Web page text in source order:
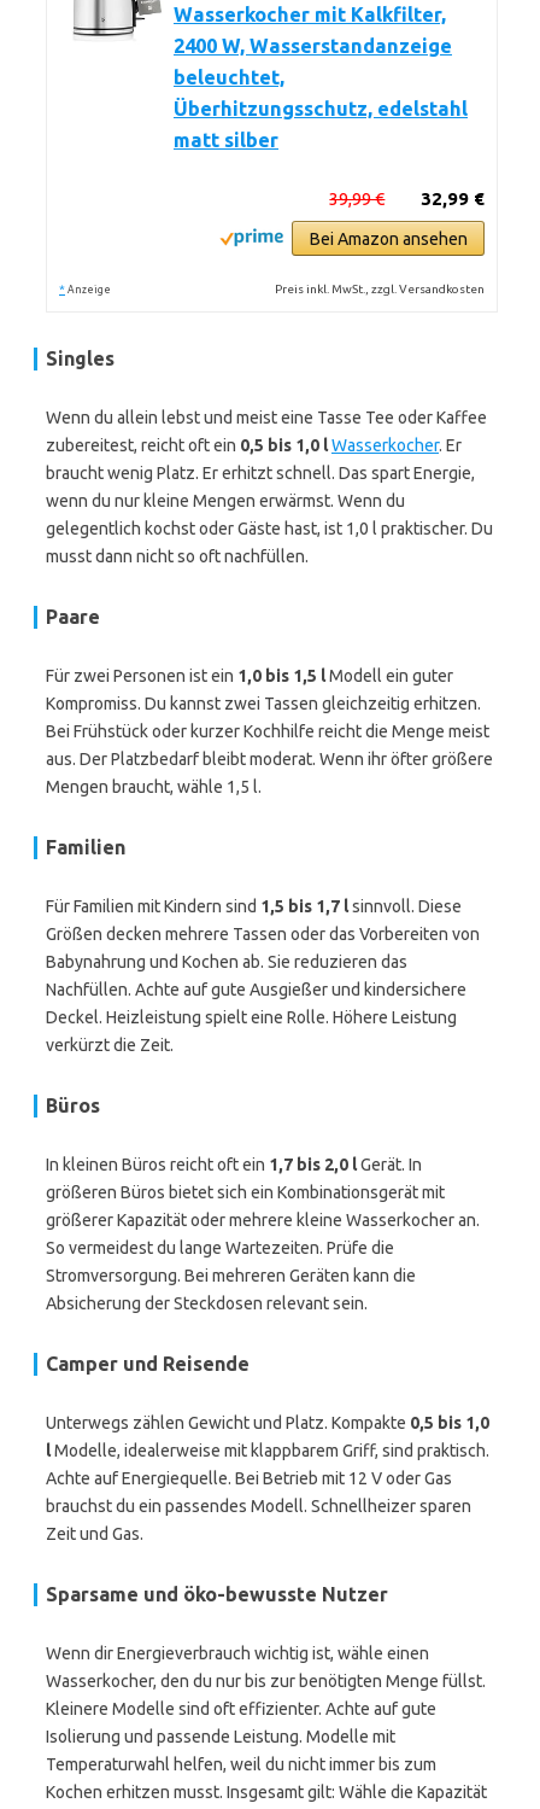
Wasserkocher mit Kalkfilter,
2400 W, Wasserstandanzeige
beleuchtet,
Überhitzungsschutz, edelstahl
matt silber
32,99 €
39,99 €
Bei Amazon ansehen
* Anzeige Preis inkl. MwSt., zzgl. Versandkosten
Singles
Wenn du allein lebst und meist eine Tasse Tee oder Kaffee
zubereitest, reicht oft ein 0,5 bis 1,0 lWasserkocher. Er
braucht wenig Platz. Er erhitzt schnell. Das spart Energie,
wenn du nur kleine Mengen erwärmst. Wenn du
gelegentlich kochst oder Gäste hast, ist 1,0 l praktischer. Du
musst dann nicht so oft nachfüllen.
Paare
Für zwei Personen ist ein 1,0 bis 1,5 lModell ein guter
Kompromiss. Du kannst zwei Tassen gleichzeitig erhitzen.
Bei Frühstück oder kurzer Kochhilfe reicht die Menge meist
aus. Der Platzbedarf bleibt moderat. Wenn ihr öfter größere
Mengen braucht, wähle 1,5 l.
Familien
Für Familien mit Kindern sind 1,5 bis 1,7 lsinnvoll. Diese
Größen decken mehrere Tassen oder das Vorbereiten von
Babynahrung und Kochen ab. Sie reduzieren das
Nachfüllen. Achte auf gute Ausgießer und kindersichere
Deckel. Heizleistung spielt eine Rolle. Höhere Leistung
verkürzt die Zeit.
Büros
In kleinen Büros reicht oft ein 1,7 bis 2,0 lGerät. In
größeren Büros bietet sich ein Kombinationsgerät mit
größerer Kapazität oder mehrere kleine Wasserkocher an.
So vermeidest du lange Wartezeiten. Prüfe die
Stromversorgung. Bei mehreren Geräten kann die
Absicherung der Steckdosen relevant sein.
Camper und Reisende
Unterwegs zählen Gewicht und Platz. Kompakte 0,5 bis 1,0
lModelle, idealerweise mit klappbarem Griff, sind praktisch.
Achte auf Energiequelle. Bei Betrieb mit 12 V oder Gas
brauchst du ein passendes Modell. Schnellheizer sparen
Zeit und Gas.
Sparsame und öko-bewusste Nutzer
Wenn dir Energieverbrauch wichtig ist, wähle einen
Wasserkocher, den du nur bis zur benötigten Menge füllst.
Kleinere Modelle sind oft effizienter. Achte auf gute
Isolierung und passende Leistung. Modelle mit
Temperaturwahl helfen, weil du nicht immer bis zum
Kochen erhitzen musst. Insgesamt gilt: Wähle die Kapazität